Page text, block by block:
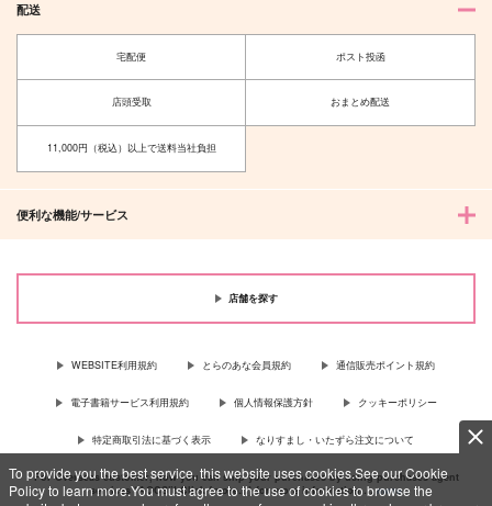
To provide you the best service, this website uses cookies.See our Cookie
Policy to learn more.You must agree to the use of cookies to browse the
配送
宅配便 ポスト投函
店頭受取 おまとめ配送
11,000円（税込）以上で送料当社負担
便利な機能/サービス
店舗を探す
WEBSITE利用規約 とらのあな会員規約 通信販売ポイント規約
電子書籍サービス利用規約 個人情報保護方針 クッキーポリシー
特定商取引法に基づく表示 なりすまし・いたずら注文について
For Overseas customer, now you can ship your purchases by using purchases agent
services “AOCS”! Click {more…} for more information …more